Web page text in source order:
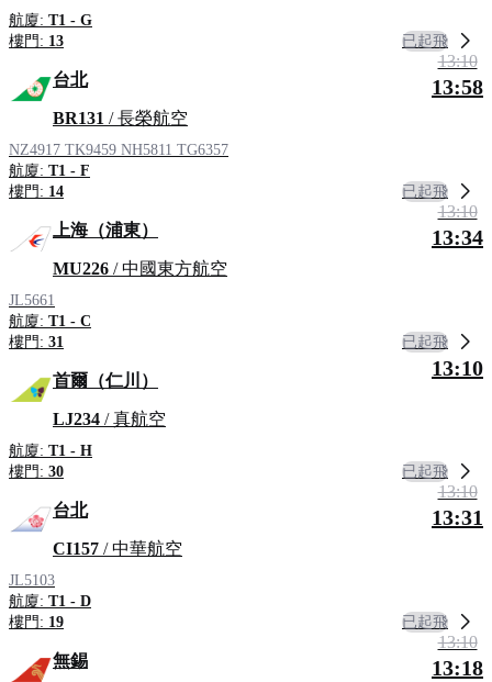
航廈: T1 - G
樓門: 13 已起飛
台北
BR131 / 長榮航空
NZ4917 TK9459 NH5811 TG6357
航廈: T1 - F
樓門: 14
13:10
13:58
已起飛
上海（浦東）
MU226 / 中國東方航空
JL5661
航廈: T1 - C
樓門: 31
13:10
13:34
已起飛
首爾（仁川）
LJ234 / 真航空
航廈: T1 - H
樓門: 30
13:10
已起飛
台北
CI157 / 中華航空
JL5103
航廈: T1 - D
樓門: 19
13:10
13:31
已起飛
無錫
13:10
13:18